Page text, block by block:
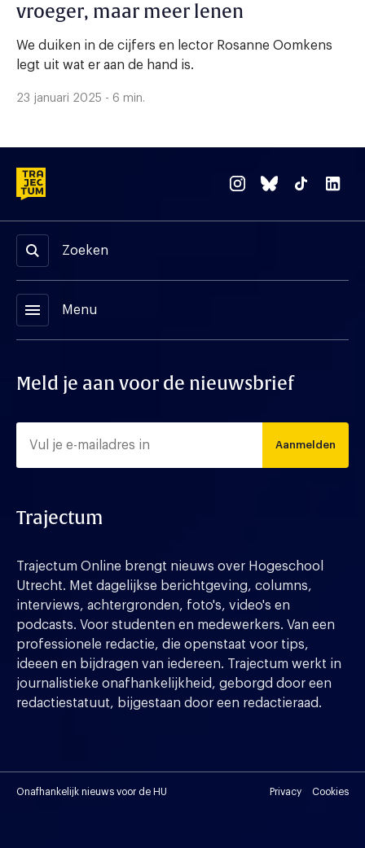
vroeger, maar meer lenen
We duiken in de cijfers en lector Rosanne Oomkens
legt uit wat er aan de hand is.
23 januari 2025 - 6 min.
Zoeken
menu Menu
Meld je aan voor de nieuwsbrief
Aanmelden
Trajectum
Trajectum Online brengt nieuws over Hogeschool
Utrecht. Met dagelijkse berichtgeving, columns,
interviews, achtergronden, foto's, video's en
podcasts. Voor studenten en medewerkers. Van een
professionele redactie, die openstaat voor tips,
ideeen en bijdragen van iedereen. Trajectum werkt in
journalistieke onafhankelijkheid, geborgd door een
redactiestatuut, bijgestaan door een redactieraad.
Onafhankelijk nieuws voor de HU Privacy Cookies